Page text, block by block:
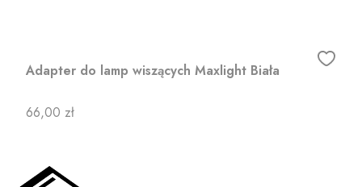
Adapter do lamp wiszących Maxlight Biała
Cena
66,00 zł